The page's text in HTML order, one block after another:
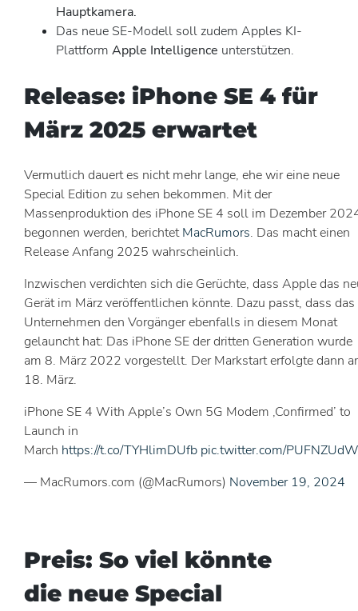
Hauptkamera.
Das neue SE-Modell soll zudem Apples KI-
Plattform Apple Intelligence unterstützen.
Release: iPhone SE 4 für
März 2025 erwartet
Vermutlich dauert es nicht mehr lange, ehe wir eine neue
Special Edition zu sehen bekommen. Mit der
Massenproduktion des iPhone SE 4 soll im Dezember
begonnen werden, berichtetMacRumors. Das macht einen
Release Anfang 2025 wahrscheinlich.
Inzwischen verdichten sich die Gerüchte, dass Apple das
Gerät im März veröffentlichen könnte. Dazu passt, dass das
Unternehmen den Vorgänger ebenfalls in diesem Monat
gelauncht hat: Das iPhone SE der dritten Generation wurde
am 8. März 2022 vorgestellt. Der Markstart erfolgte dann
18. März.
iPhone SE 4 With Apple’s Own 5G Modem ‚Confirmed’ to
Launch in
March https://t.co/TYHlimDUfb pic.twitter.com/
— MacRumors.com (@MacRumors) November 19, 2024
Preis: So viel könnte
die neue Special